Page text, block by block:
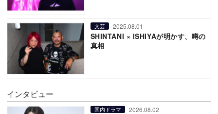
文芸 2025.08.01
SHINTANI × ISHIYAが明かす、噂の
真相
インタビュー
国内ドラマ 2026.08.02